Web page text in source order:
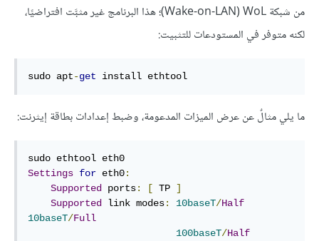
من شبكة WoL‏ (Wake-on-LAN)؛ هذا البرنامج غير مثبَّت افتراضيًا،
لكنه متوفر في المستودعات للتثبيت:
sudo apt-get install ethtool
ما يلي مثالٌ عن عرض الميزات المدعومة، وضبط إعدادات بطاقة إيثرنت:
Settings for eth0:
Supported
ports: [ TP ]
Supported
link modes: 10baseT/Half
10baseT/Full
100baseT/Half